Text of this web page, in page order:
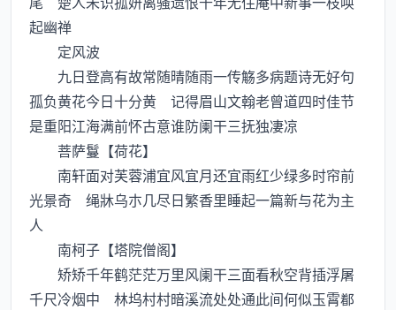
起幽禅
定风波
九日登高有故常随晴随雨一传觞多病题诗无好句
孤负黄花今日十分黄 记得眉山文翰老曾道四时佳节
是重阳江海满前怀古意谁防阑干三抚独凄凉
菩萨鬘【荷花】
南轩面对芙蓉浦宜风宜月还宜雨红少绿多时帘前
光景奇 绳牀乌朩几尽日繁香里睡起一篇新与花为主
人
南柯子【塔院僧阁】
矫矫千年鹤茫茫万里风阑干三面看秋空背插浮屠
千尺冷烟中 林坞村村暗溪流处处通此间何似玉霄